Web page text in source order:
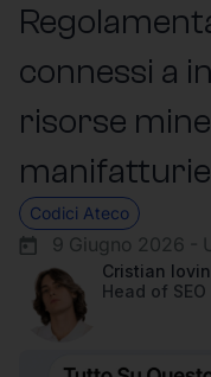
connessi a
risorse
Codici Ateco
9 Giugno 2026 -
Cristian
Head of